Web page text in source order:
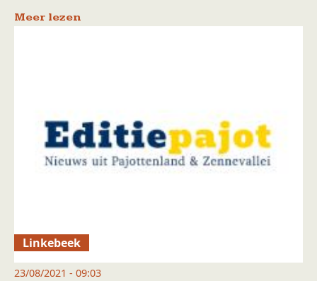
Meer lezen
Linkebeek
23/08/2021 - 09:03